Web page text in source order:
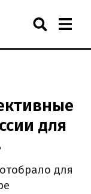
для
для